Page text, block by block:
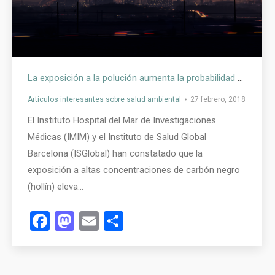
La exposición a la polución aumenta la probabilidad de sufrir un ictus a corto plazo
Artículos interesantes sobre salud ambiental 27 febrero, 2018
El Instituto Hospital del Mar de Investigaciones
Médicas (IMIM) y el Instituto de Salud Global
Barcelona (ISGlobal) han constatado que la
exposición a altas concentraciones de carbón negro
(hollín) eleva…
Facebook
Mastodon
Email